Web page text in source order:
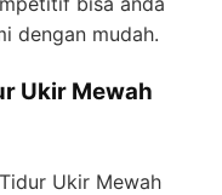
dengan mudah.
Ukir Mewah
Ukir Mewah